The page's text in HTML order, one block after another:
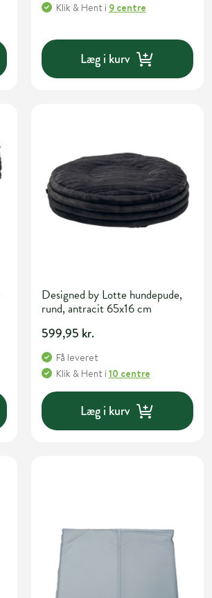
Klik & Hent i 9 centre
Læg i kurv
Designed by Lotte hundepude,
rund, antracit 65x16 cm
599,95 kr.
Få leveret
Klik & Hent i 10 centre
Læg i kurv